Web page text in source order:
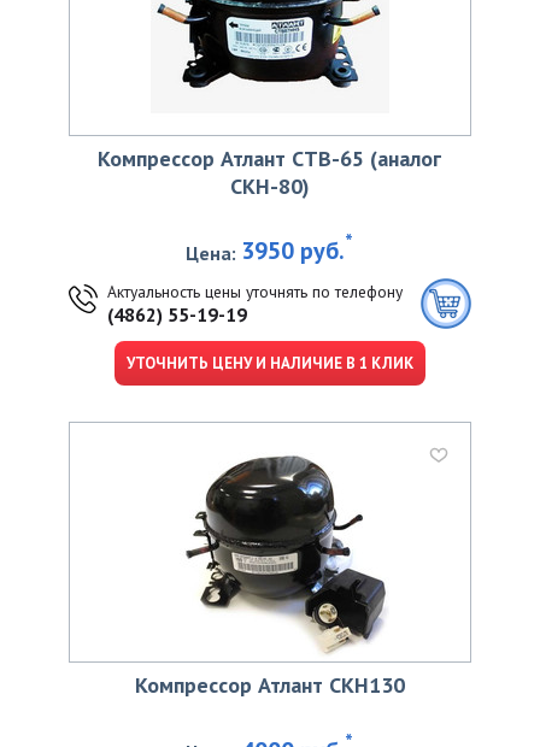
Компрессор Атлант СТВ-65 (аналог
СКН-80)
Цена: 3950 руб.*
Актуальность цены уточнять по телефону
(4862) 55-19-19
УТОЧНИТЬ ЦЕНУ И НАЛИЧИЕ В 1 КЛИК
Компрессор Атлант CKН130